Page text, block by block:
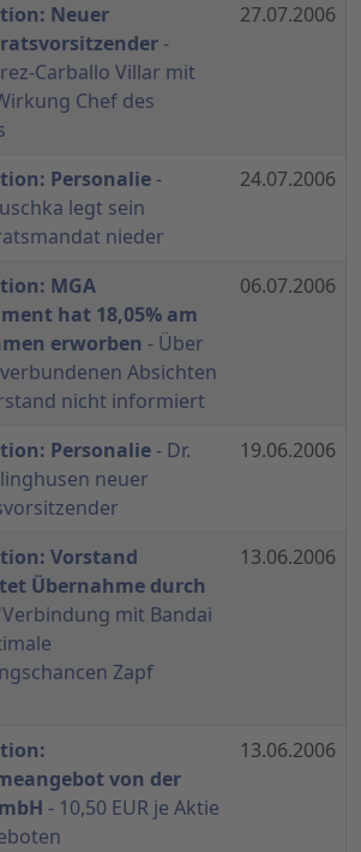
Neuer
-
Carballo Villar mit
Chef des
27.07.2006
Personalie-
legt sein
nieder
24.07.2006
MGA
hat 18,05% am
erworben - Über
Absichten
nicht informiert
06.07.2006
Personalie- Dr.
neuer
19.06.2006
Vorstand
Übernahme durch
mit Bandai
Zapf
13.06.2006
von der
- 10,50 EUR je Aktie
13.06.2006